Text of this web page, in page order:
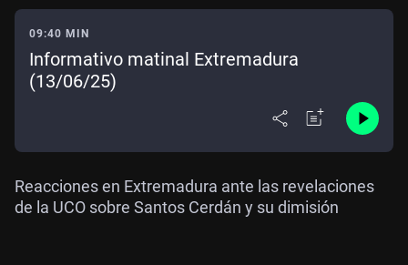
09:40 MIN
Informativo matinal Extremadura
(13/06/25)
Reacciones en Extremadura ante las revelaciones
de la UCO sobre Santos Cerdán y su dimisión